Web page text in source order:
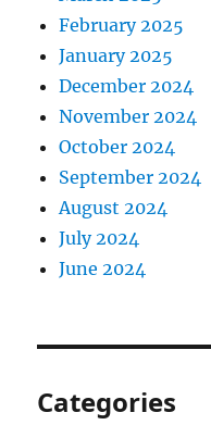
February 2025
January 2025
December 2024
November 2024
October 2024
September 2024
August 2024
July 2024
June 2024
Categories